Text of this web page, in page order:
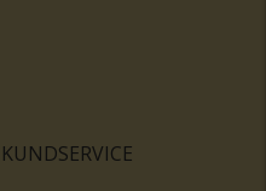
KUNDSERVICE